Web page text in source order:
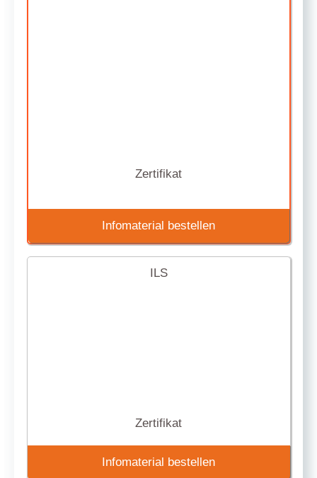
Zertifikat
Infomaterial bestellen
ILS
Zertifikat
Infomaterial bestellen